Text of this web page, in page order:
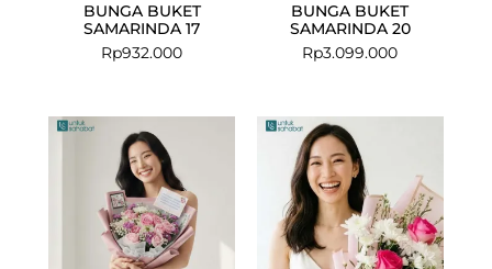
BUNGA BUKET
SAMARINDA 17
Rp932.000
BUNGA BUKET
SAMARINDA 20
Rp3.099.000